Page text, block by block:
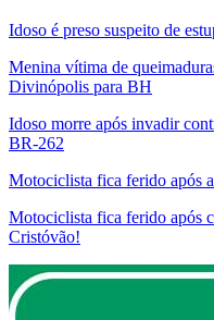
Idoso é preso suspeito de
Menina vítima de
Divinópolis para BH
Idoso morre após invadir
BR-262
Motociclista fica ferido após
Motociclista fica ferido após
Cristóvão!